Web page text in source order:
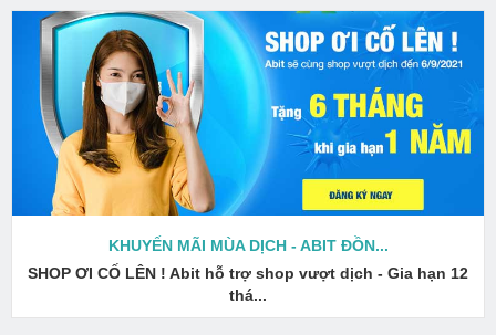
KHUYẾN MÃI MÙA DỊCH - ABIT ĐỒN...
SHOP ƠI CỐ LÊN ! Abit hỗ trợ shop vượt dịch - Gia hạn 12
thá...